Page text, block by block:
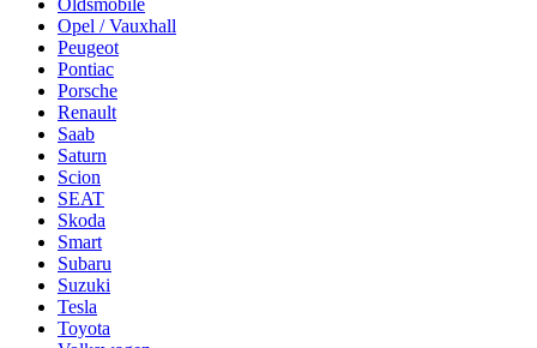
Opel / Vauxhall
Peugeot
Pontiac
Porsche
Renault
Saab
Saturn
Scion
SEAT
Skoda
Smart
Subaru
Suzuki
Tesla
Toyota